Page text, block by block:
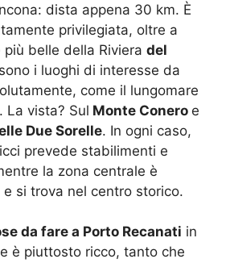
dista appena 30 km. È
privilegiata, oltre a
belle della Riviera del
i luoghi di interesse da
come il lungomare
La vista? Sul Monte Conero e
Due Sorelle. In ogni caso,
prevede stabilimenti e
la zona centrale è
si trova nel centro storico.
da fare a Porto Recanati in
è piuttosto ricco, tanto che